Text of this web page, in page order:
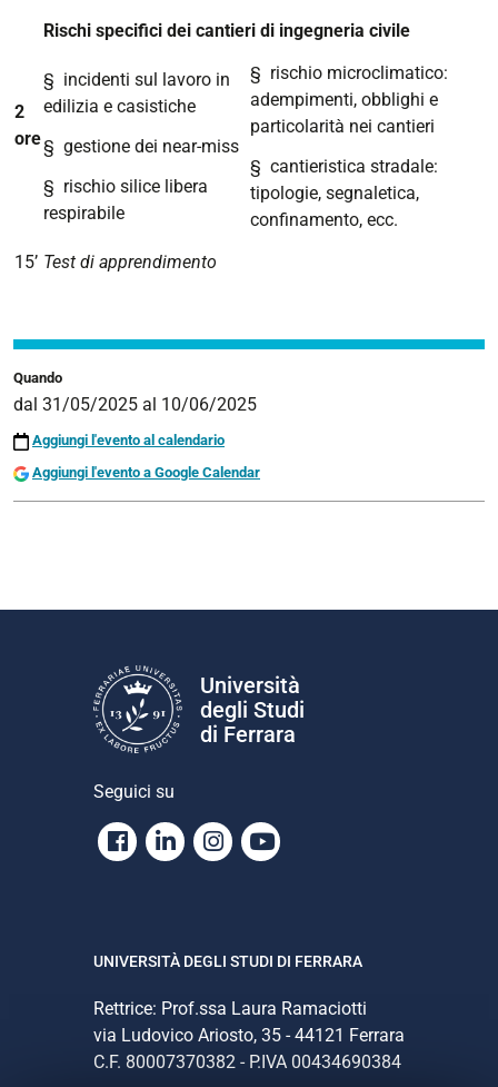
Quando
dal 31/05/2025 al 10/06/2025
Aggiungi l'evento al calendario
Aggiungi l'evento a Google Calendar
2
ore
Rischi specifici dei cantieri di ingegneria civile
§ incidenti sul lavoro in
edilizia e casistiche
§ gestione dei near-miss
§ rischio silice libera
respirabile
§ rischio microclimatico:
adempimenti, obblighi e
particolarità nei cantieri
§ cantieristica stradale:
tipologie, segnaletica,
confinamento, ecc.
15’ Test di apprendimento
Università
degli Studi
di Ferrara
Seguici su
Facebook
LinkedinInstagram
Youtube
UNIVERSITÀ DEGLI STUDI DI FERRARA
Rettrice: Prof.ssa Laura Ramaciotti
via Ludovico Ariosto, 35 - 44121 Ferrara
C.F. 80007370382 - P.IVA 00434690384